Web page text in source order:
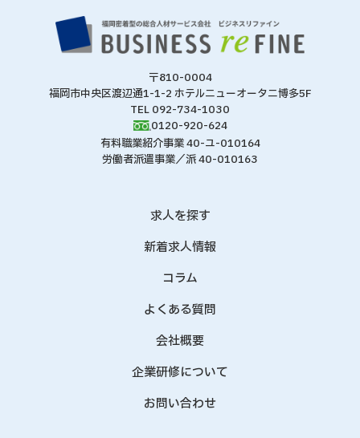
〒810-0004
福岡市中央区渡辺通1-1-2 ホテルニューオータニ博多5F
TEL 092-734-1030
0120-920-624
有料職業紹介事業 40-ユ-010164
労働者派遣事業／派 40-010163
求人を探す
新着求人情報
コラム
よくある質問
会社概要
企業研修について
お問い合わせ